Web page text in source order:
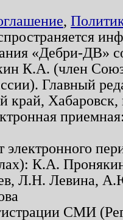
,
«Дебри-ДВ»
К.А. (член
Главный
край,
электронного
К.А.
Л.Н. Левина,
СМИ